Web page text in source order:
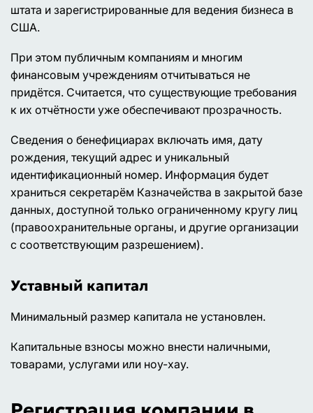
штата и зарегистрированные для ведения бизнеса в
США.
При этом публичным компаниям и многим
финансовым учреждениям отчитываться не
придётся. Считается, что существующие требования
к их отчётности уже обеспечивают прозрачность.
Сведения о бенефициарах включать имя, дату
рождения, текущий адрес и уникальный
идентификационный номер. Информация будет
храниться секретарём Казначейства в закрытой базе
данных, доступной только ограниченному кругу лиц
(правоохранительные органы, и другие организации
с соответствующим разрешением).
Уставный капитал
Минимальный размер капитала не установлен.
Капитальные взносы можно внести наличными,
товарами, услугами или ноу-хау.